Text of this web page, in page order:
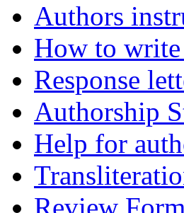
Authors
How to
Response
Authorship
Help for